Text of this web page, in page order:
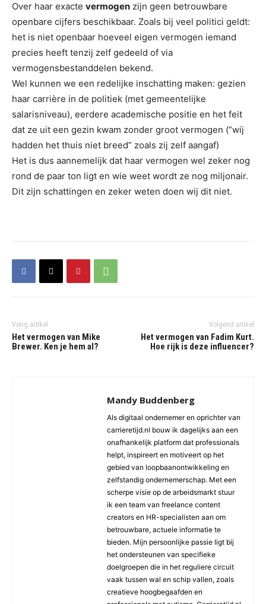
Over haar exacte vermogen zijn geen betrouwbare
openbare cijfers beschikbaar. Zoals bij veel politici geldt:
het is niet openbaar hoeveel eigen vermogen iemand
precies heeft tenzij zelf gedeeld of via
vermogensbestanddelen bekend.
Wel kunnen we een redelijke inschatting maken: gezien
haar carrière in de politiek (met gemeentelijke
salarisniveau), eerdere academische positie en het feit
dat ze uit een gezin kwam zonder groot vermogen (“wij
hadden het thuis niet breed” zoals zij zelf aangaf)
Het is dus aannemelijk dat haar vermogen wel zeker nog
rond de paar ton ligt en wie weet wordt ze nog miljonair.
Dit zijn schattingen en zeker weten doen wij dit niet.
Vorig artikel
Het vermogen van Mike
Brewer. Ken je hem al?
Volgend artikel
Het vermogen van Fadim Kurt.
Hoe rijk is deze influencer?
Mandy Buddenberg
Als digitaal ondernemer en oprichter van
carrieretijd.nl bouw ik dagelijks aan een
onafhankelijk platform dat professionals
helpt, inspireert en motiveert op het
gebied van loopbaanontwikkeling en
zelfstandig ondernemerschap. Met een
scherpe visie op de arbeidsmarkt stuur
ik een team van freelance content
creators en HR-specialisten aan om
betrouwbare, actuele informatie te
bieden. Mijn persoonlijke passie ligt bij
het ondersteunen van specifieke
doelgroepen die in het reguliere circuit
vaak tussen wal en schip vallen, zoals
creatieve hoogbegaafden en